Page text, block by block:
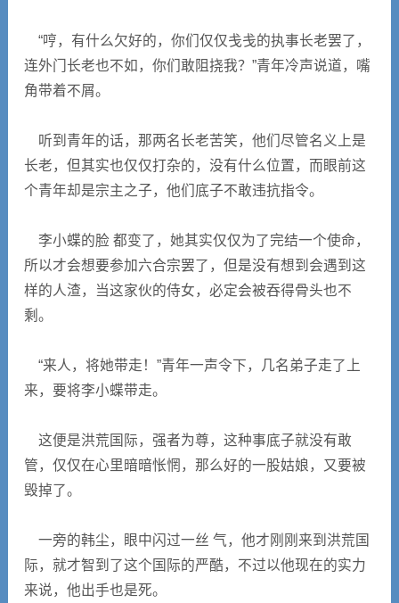
“哼，有什么欠好的，你们仅仅戋戋的执事长老罢了，
连外门长老也不如，你们敢阻挠我？”青年冷声说道，嘴
角带着不屑。
听到青年的话，那两名长老苦笑，他们尽管名义上是
长老，但其实也仅仅打杂的，没有什么位置，而眼前这
个青年却是宗主之子，他们底子不敢违抗指令。
李小蝶的脸 都变了，她其实仅仅为了完结一个使命，
所以才会想要参加六合宗罢了，但是没有想到会遇到这
样的人渣，当这家伙的侍女，必定会被吞得骨头也不
剩。
“来人，将她带走！”青年一声令下，几名弟子走了上
来，要将李小蝶带走。
这便是洪荒国际，强者为尊，这种事底子就没有敢
管，仅仅在心里暗暗怅惘，那么好的一股姑娘，又要被
毁掉了。
一旁的韩尘，眼中闪过一丝 气，他才刚刚来到洪荒国
际，就才智到了这个国际的严酷，不过以他现在的实力
来说，他出手也是死。